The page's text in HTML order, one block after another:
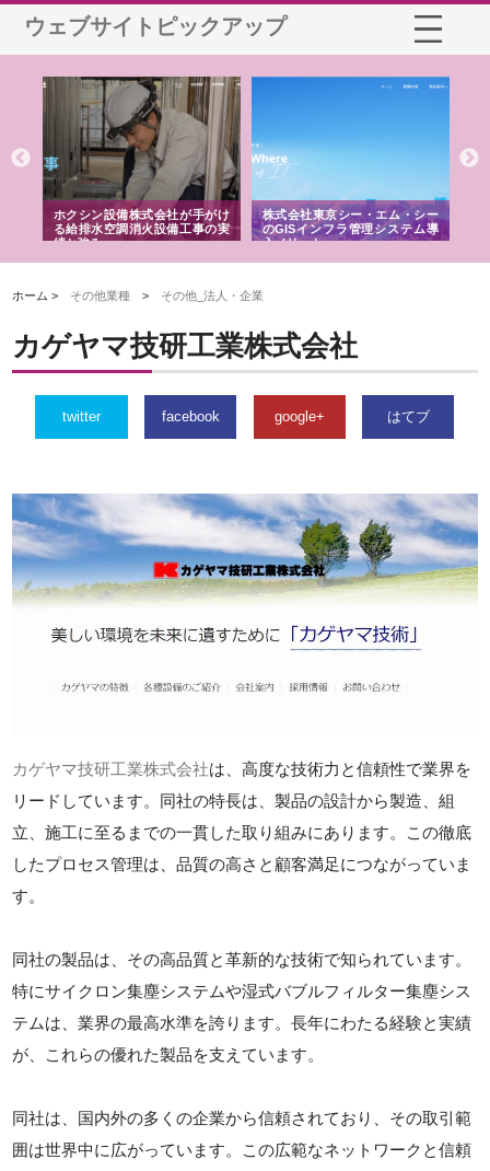
ウェブサイトピックアップ
ホクシン設備株式会社が手がけ
る給排水空調消火設備工事の実
績と強み
株式会社東京シー・エム・シー
のGISインフラ管理システム導
入メリット
ホーム > その他業種 > その他_法人・企業
カゲヤマ技研工業株式会社
twitter facebook google+ はてブ
カゲヤマ技研工業株式会社は、高度な技術力と信頼性で業界を
リードしています。同社の特長は、製品の設計から製造、組
立、施工に至るまでの一貫した取り組みにあります。この徹底
したプロセス管理は、品質の高さと顧客満足につながっていま
す。
同社の製品は、その高品質と革新的な技術で知られています。
特にサイクロン集塵システムや湿式バブルフィルター集塵シス
テムは、業界の最高水準を誇ります。長年にわたる経験と実績
が、これらの優れた製品を支えています。
同社は、国内外の多くの企業から信頼されており、その取引範
囲は世界中に広がっています。この広範なネットワークと信頼